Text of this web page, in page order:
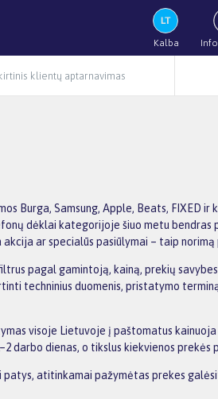
Kalba
klientų aptarnavimas
Burga, Samsung, Apple, Beats,
dėklai kategorijoje šiuo metu bendras
ar specialūs pasiūlymai – taip norimą
pagal gamintoją, kainą, prekių
techninius duomenis, pristatymo
visoje Lietuvoje į paštomatus kainuoja
dienas, o tikslus kiekvienos
atitinkamai pažymėtas prekes